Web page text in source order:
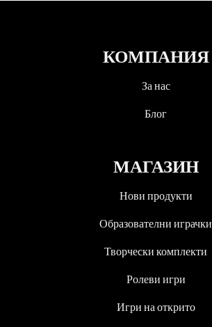
КОМПАНИЯ
За нас
Блог
МАГАЗИН
Нови продукти
Образователни играчки
Творчески комплекти
Ролеви игри
Игри на открито